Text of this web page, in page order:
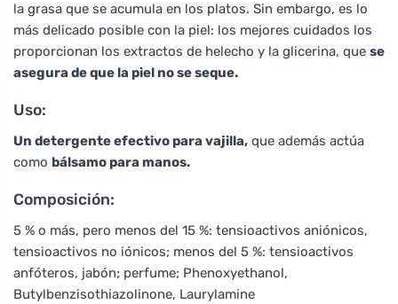
la grasa que se acumula en los platos. Sin embargo, es lo
más delicado posible con la piel: los mejores cuidados los
proporcionan los extractos de helecho y la glicerina, que se
asegura de que la piel no se seque.
Uso:
Un detergente efectivo para vajilla, que además actúa
como bálsamo para manos.
Composición:
5 % o más, pero menos del 15 %: tensioactivos aniónicos,
tensioactivos no iónicos; menos del 5 %: tensioactivos
anfóteros, jabón; perfume; Phenoxyethanol,
Butylbenzisothiazolinone, Laurylamine